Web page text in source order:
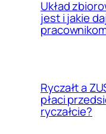
Układ
jest i jakie
Ryczałt a
płaci
ryczałcie?